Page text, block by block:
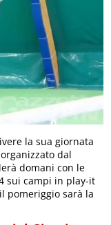
la sua giornata
dal
domani con le
sui campi in play-it
pomeriggio sarà la